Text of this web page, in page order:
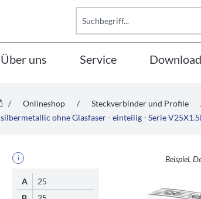
Über uns Service Download
/ Onlineshop / Steckverbinder und Profile
silbermetallic ohne Glasfaser - einteilig - Serie
i
A
25
Beispiel,